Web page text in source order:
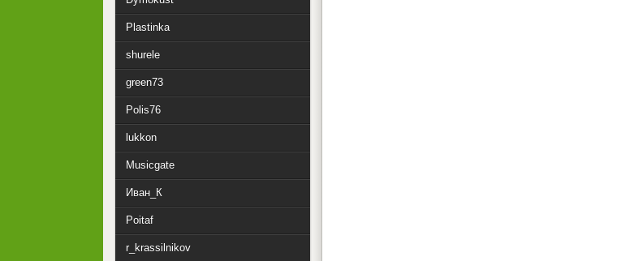
Plastinka
shurele
green73
Polis76
lukkon
Musicgate
Иван_К
Poitaf
r_krassilnikov